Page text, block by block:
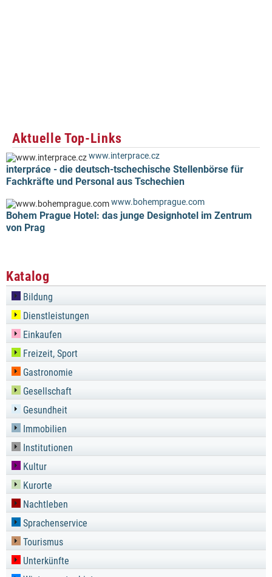
Aktuelle Top-Links
www.interprace.cz
interpráce - die deutsch-tschechische Stellenbörse für
Fachkräfte und Personal aus Tschechien
www.bohemprague.com
Bohem Prague Hotel: das junge Designhotel im Zentrum
von Prag
Katalog
Bildung
Dienstleistungen
Einkaufen
Freizeit, Sport
Gastronomie
Gesellschaft
Gesundheit
Immobilien
Institutionen
Kultur
Kurorte
Nachtleben
Sprachenservice
Tourismus
Unterkünfte